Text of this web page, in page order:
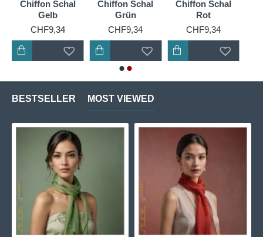
Chiffon Schal
Gelb
CHF9,34
Chiffon Schal
Grün
CHF9,34
Chiffon Schal
Rot
CHF9,34
BESTSELLER MOST VIEWED